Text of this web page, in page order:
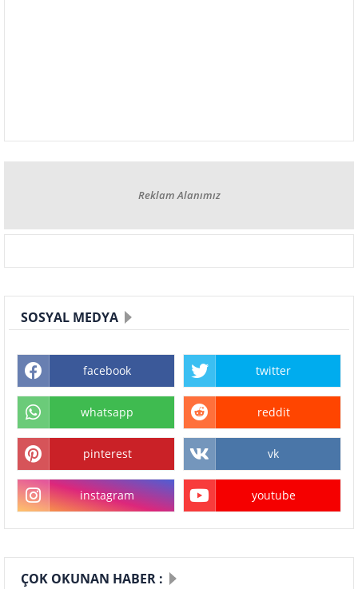
Reklam Alanımız
SOSYAL MEDYA
facebook twitter
whatsapp reddit
pinterest vk
instagram youtube
ÇOK OKUNAN HABER :